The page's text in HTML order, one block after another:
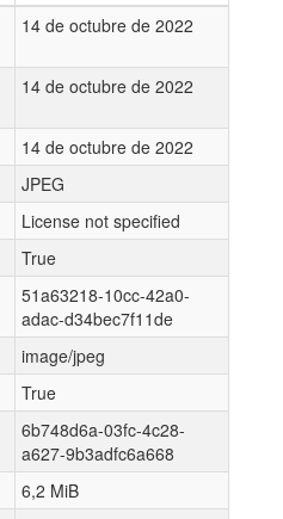
14 de octubre de 2022
14 de octubre de 2022
14 de octubre de 2022
JPEG
License not specified
True
51a63218-10cc-42a0-
adac-d34bec7f11de
image/jpeg
True
6b748d6a-03fc-4c28-
a627-9b3adfc6a668
6,2 MiB